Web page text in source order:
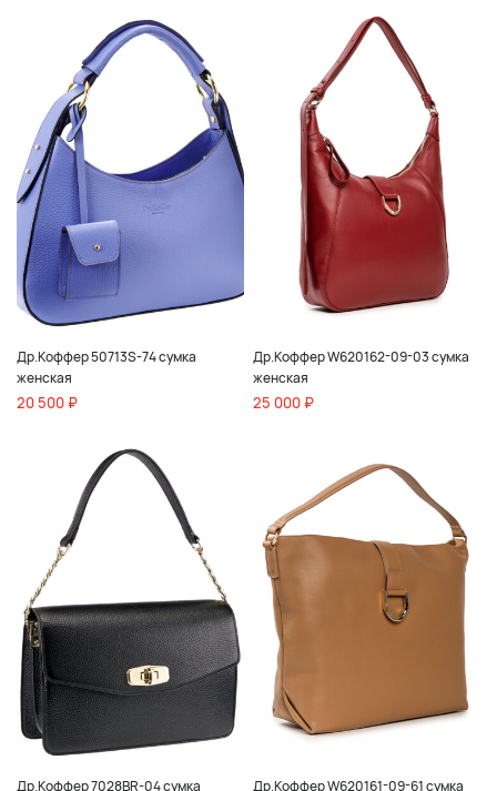
Др.Коффер 50713S-74 сумка
женская
20 500 ₽
Др.Коффер W620162-09-03 сумка
женская
25 000 ₽
Др.Коффер 7028BR-04 сумка Др.Коффер W620161-09-61 сумка